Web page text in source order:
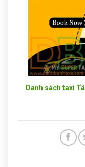
Danh sách taxi